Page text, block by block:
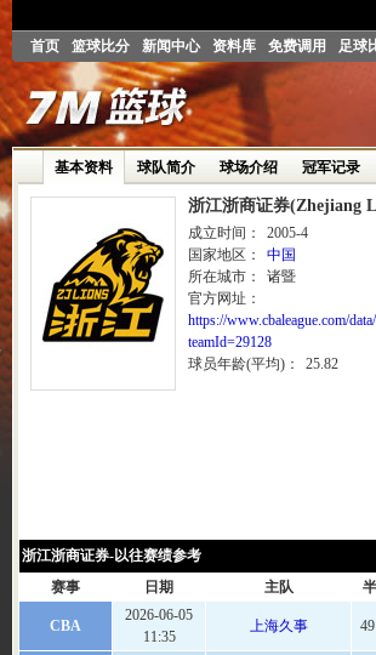
首页 篮球比分 新闻中心 资料库 免费调用 足球
基本资料 球队简介 球场介绍 冠军记录
浙江浙商证券(Zhejiang
成立时间：
2005-4
国家地区：
中国
所在城市：
诸暨
官方网址：
https://www.cbaleague.com/
teamId=29128
球员年龄(平均)：
25.82
浙江浙商证券-以往赛绩参考
赛事
日期 主队
CBA
2026-06-05
11:35
上海久事 49